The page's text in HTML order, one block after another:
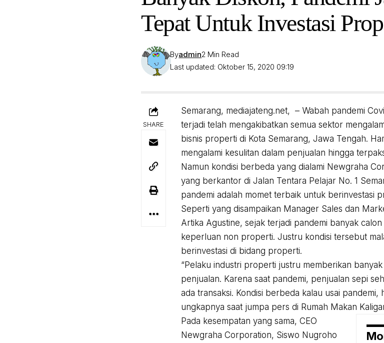
Tepat Untuk Investasi
Last updated: Oktober 15, 2020 09:19
Byadmin2 Min Read
SHARE
Semarang, mediajateng.net, – Wabah pandemi
terjadi telah mengakibatkan semua sektor
bisnis properti di Kota Semarang, Jawa Tengah.
mengalami kesulitan dalam penjualan hingga
Namun kondisi berbeda yang dialami Newgraha
yang berkantor di Jalan Tentara Pelajar No. 1
pandemi adalah momet terbaik untuk berinvestasi
Seperti yang disampaikan Manager Sales dan
Artika Agustine, sejak terjadi pandemi banyak
keperluan non properti. Justru kondisi tersebut
berinvestasi di bidang properti.
“Pelaku industri properti justru memberikan
penjualan. Karena saat pandemi, penjualan sepi
ada transaksi. Kondisi berbeda kalau usai pandemi,
ungkapnya saat jumpa pers di Rumah Makan
Pada kesempatan yang sama, CEO
Newgraha Corporation, Siswo Nugroho